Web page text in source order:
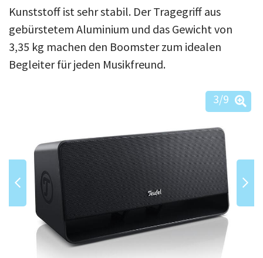
Kunststoff ist sehr stabil. Der Tragegriff aus
gebürstetem Aluminium und das Gewicht von
3,35 kg machen den Boomster zum idealen
Begleiter für jeden Musikfreund.
3/9